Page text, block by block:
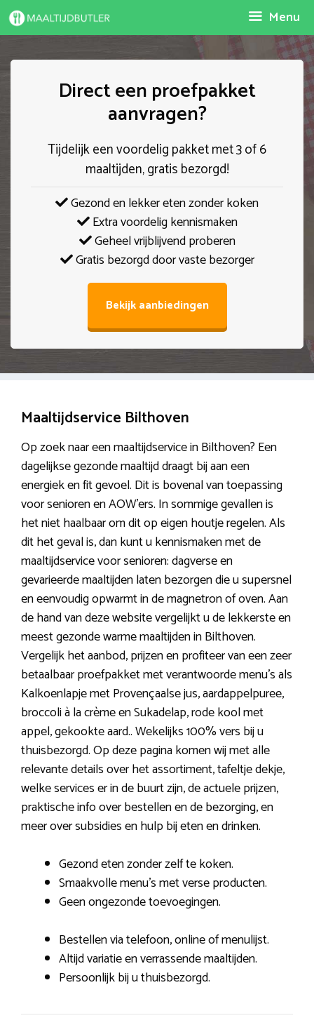
Spring
naar
Menu
Direct een proefpakket
aanvragen?
Tijdelijk een voordelig pakket met 3 of 6
maaltijden, gratis bezorgd!
Gezond en lekker eten zonder koken
Extra voordelig kennismaken
Geheel vrijblijvend proberen
Gratis bezorgd door vaste bezorger
Bekijk aanbiedingen
Maaltijdservice Bilthoven
Op zoek naar een maaltijdservice in Bilthoven? Een
dagelijkse gezonde maaltijd draagt bij aan een
energiek en fit gevoel. Dit is bovenal van toepassing
voor senioren en AOW’ers. In sommige gevallen is
het niet haalbaar om dit op eigen houtje regelen. Als
dit het geval is, dan kunt u kennismaken met de
maaltijdservice voor senioren: dagverse en
gevarieerde maaltijden laten bezorgen die u supersnel
en eenvoudig opwarmt in de magnetron of oven. Aan
de hand van deze website vergelijkt u de lekkerste en
meest gezonde warme maaltijden in Bilthoven.
Vergelijk het aanbod, prijzen en profiteer van een zeer
betaalbaar proefpakket met verantwoorde menu’s als
Kalkoenlapje met Provençaalse jus, aardappelpuree,
broccoli à la crème en Sukadelap, rode kool met
appel, gekookte aard.. Wekelijks 100% vers bij u
thuisbezorgd. Op deze pagina komen wij met alle
relevante details over het assortiment, tafeltje dekje,
welke services er in de buurt zijn, de actuele prijzen,
praktische info over bestellen en de bezorging, en
meer over subsidies en hulp bij eten en drinken.
Gezond eten zonder zelf te koken.
Smaakvolle menu’s met verse producten.
Geen ongezonde toevoegingen.
Bestellen via telefoon, online of menulijst.
Altijd variatie en verrassende maaltijden.
Persoonlijk bij u thuisbezorgd.